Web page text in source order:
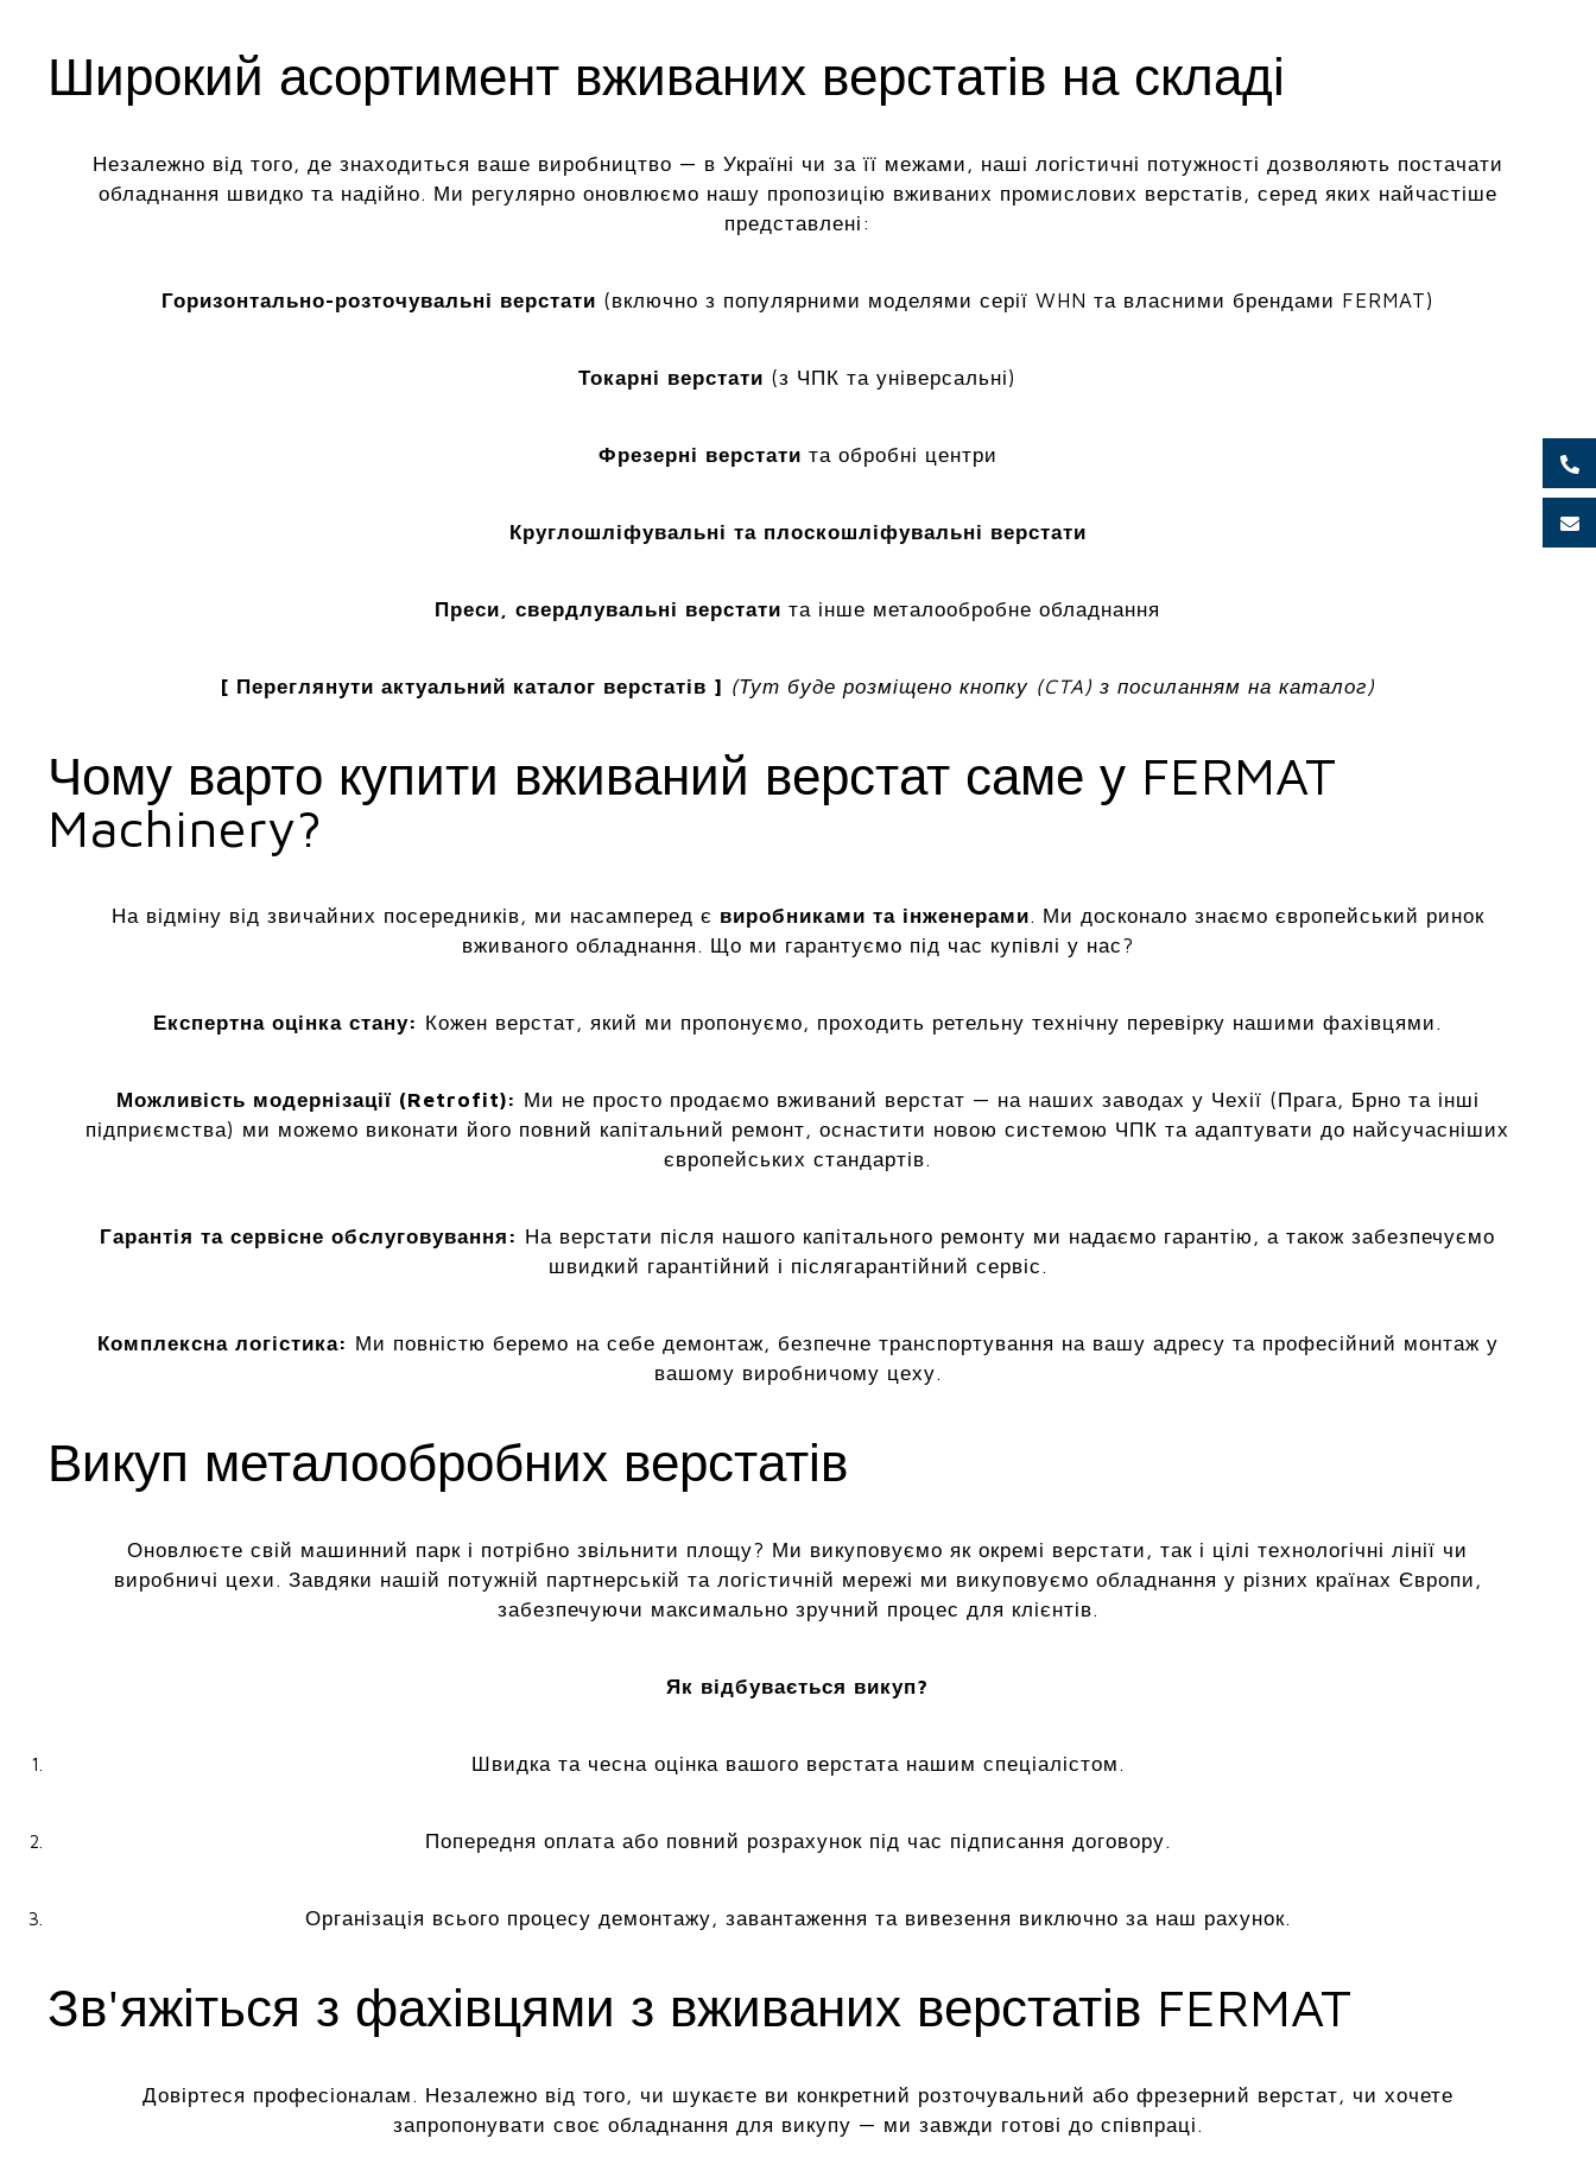
Широкий асортимент вживаних верстатів на складі
Незалежно від того, де знаходиться ваше виробництво — в Україні чи за її межами, наші логістичні потужності дозволяють постачати
обладнання швидко та надійно. Ми регулярно оновлюємо нашу пропозицію вживаних промислових верстатів, серед яких найчастіше
представлені:
Горизонтально-розточувальні верстати (включно з популярними моделями серії WHN та власними брендами FERMAT)
Токарні верстати (з ЧПК та універсальні)
Фрезерні верстати та обробні центри
Круглошліфувальні та плоскошліфувальні верстати
Преси, свердлувальні верстати та інше металообробне обладнання
[ Переглянути актуальний каталог верстатів ] (Тут буде розміщено кнопку (CTA) з посиланням на каталог)
Чому варто купити вживаний верстат саме у FERMAT
Machinery?
На відміну від звичайних посередників, ми насамперед є виробниками та інженерами. Ми досконало знаємо європейський ринок
вживаного обладнання. Що ми гарантуємо під час купівлі у нас?
Експертна оцінка стану: Кожен верстат, який ми пропонуємо, проходить ретельну технічну перевірку нашими фахівцями.
Можливість модернізації (Retrofit): Ми не просто продаємо вживаний верстат — на наших заводах у Чехії (Прага, Брно та інші
підприємства) ми можемо виконати його повний капітальний ремонт, оснастити новою системою ЧПК та адаптувати до найсучасніших
європейських стандартів.
Гарантія та сервісне обслуговування: На верстати після нашого капітального ремонту ми надаємо гарантію, а також забезпечуємо
швидкий гарантійний і післягарантійний сервіс.
Комплексна логістика: Ми повністю беремо на себе демонтаж, безпечне транспортування на вашу адресу та професійний монтаж у
вашому виробничому цеху.
Викуп металообробних верстатів
Оновлюєте свій машинний парк і потрібно звільнити площу? Ми викуповуємо як окремі верстати, так і цілі технологічні лінії чи
виробничі цехи. Завдяки нашій потужній партнерській та логістичній мережі ми викуповуємо обладнання у різних країнах Європи,
забезпечуючи максимально зручний процес для клієнтів.
Як відбувається викуп?
Швидка та чесна оцінка вашого верстата нашим спеціалістом.
Попередня оплата або повний розрахунок під час підписання договору.
Організація всього процесу демонтажу, завантаження та вивезення виключно за наш рахунок.
Зв'яжіться з фахівцями з вживаних верстатів FERMAT
Довіртеся професіоналам. Незалежно від того, чи шукаєте ви конкретний розточувальний або фрезерний верстат, чи хочете
запропонувати своє обладнання для викупу — ми завжди готові до співпраці.